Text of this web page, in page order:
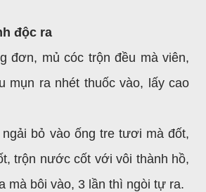
độc ra
đơn, mủ cóc trộn đều mà viên,
mụn ra nhét thuốc vào, lấy cao
bỏ vào ống tre tươi mà đốt,
trộn nước cốt với vôi thành hồ,
mà bôi vào, 3 lần thì ngòi tự ra.